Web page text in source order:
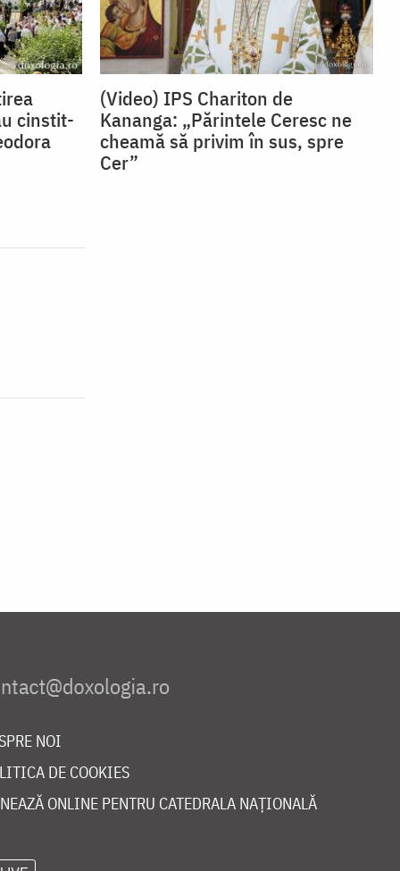
cinstit-
(Video) IPS Chariton de
Kananga: „Părintele Ceresc ne
cheamă să privim în sus, spre
Cer”
NOI
DE COOKIES
ONLINE PENTRU CATEDRALA NAȚIONALĂ